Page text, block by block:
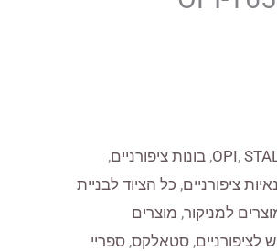
OPI,
, בונות ציפורניים,
ציפורניים, כל הציוד לבניית
למניקור, מוצרים
לציפורניים, סטאלקס, ספריי